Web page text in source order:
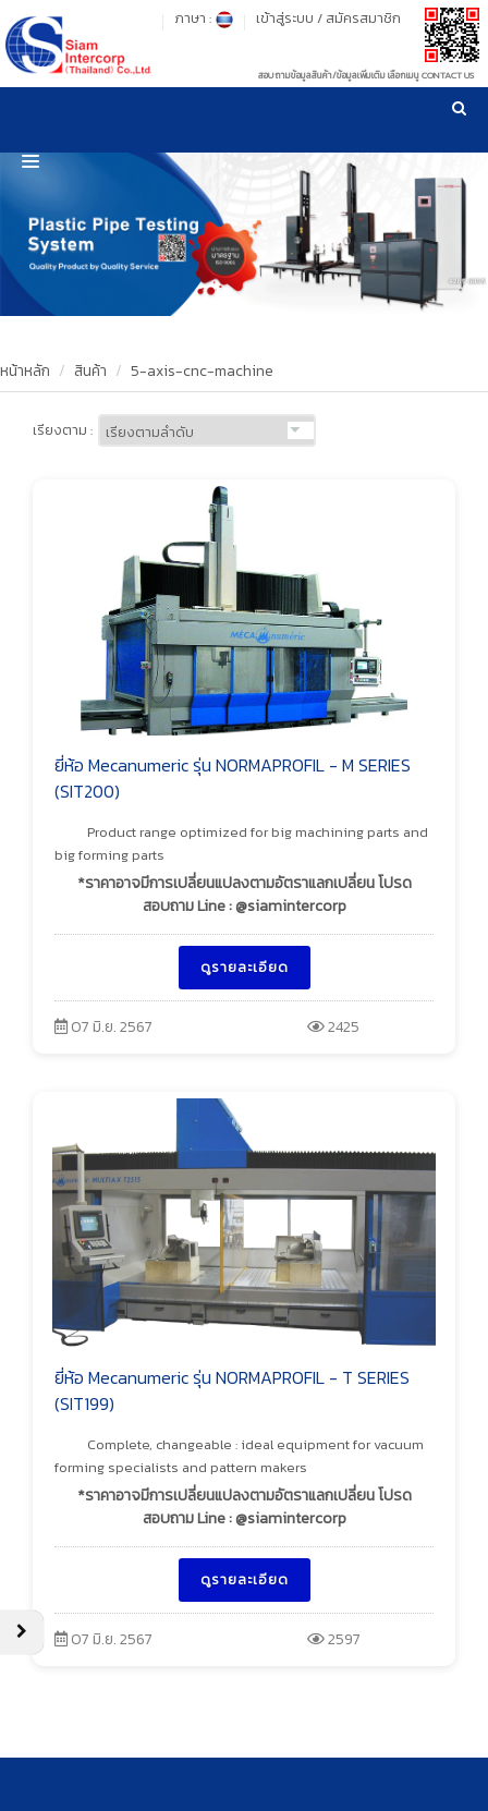
รู้ลึก รู้จริง เรื่องเครื่องมือทดสอบวัสดุ ! ยืน 1 เรื่องมาตรฐานการให้บริการ
เข้าสู่ระบบ / สมัครสมาชิก
ภาษา :
สอบถามข้อมูลสินค้า/ข้อมูลเพิ่มเติม เลือกเมนู CONTACT US
HOME
PRODUCT
OUR CLIENTS
OUR WORKS
CALIBRATION
หน้าหลัก สินค้า 5-axis-cnc-machine
เรียงตาม :
ยี่ห้อ Mecanumeric รุ่น NORMAPROFIL - M SERIES
(SIT200)
Product range optimized for big machining parts and
big forming parts
*ราคาอาจมีการเปลี่ยนแปลงตามอัตราแลกเปลี่ยน โปรด
สอบถาม Line : @siamintercorp
ดูรายละเอียด
07 มิ.ย. 2567 2425
ยี่ห้อ Mecanumeric รุ่น NORMAPROFIL - T SERIES
(SIT199)
Complete, changeable : ideal equipment for vacuum
forming specialists and pattern makers
*ราคาอาจมีการเปลี่ยนแปลงตามอัตราแลกเปลี่ยน โปรด
สอบถาม Line : @siamintercorp
ดูรายละเอียด
07 มิ.ย. 2567 2597